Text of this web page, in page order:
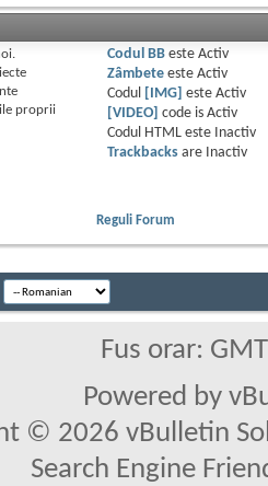
proprii
Codul BBeste Activ
Zâmbeteeste Activ
Codul
[IMG] este Activ
[VIDEO] code is Activ
Codul HTML este
Inactiv
Trackbacksare
Inactiv
Reguli Forum
Fus orar:
Powered by
© 2026 vBulletin
Search Engine